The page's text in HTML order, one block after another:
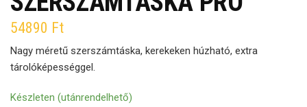
54890 Ft
Nagy méretű szerszámtáska, kerekeken húzható, extra
tárolóképességgel.
Készleten (utánrendelhető)